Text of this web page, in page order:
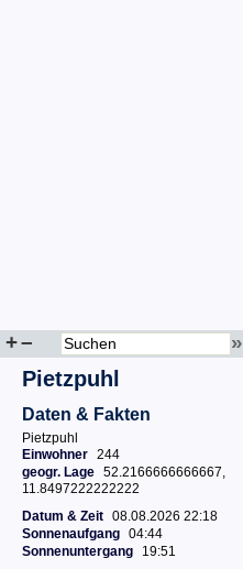
+– »
Pietzpuhl
Daten & Fakten
Pietzpuhl
Einwohner 244
geogr. Lage 52.2166666666667,
11.8497222222222
Datum & Zeit 08.08.2026 22:18
Sonnenaufgang 04:44
Sonnenuntergang
19:51